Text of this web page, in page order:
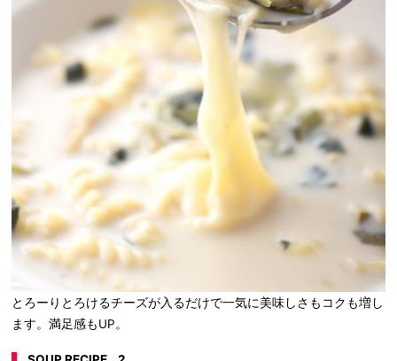
とろーりとろけるチーズが入るだけで一気に美味しさもコクも増し
ます。満足感もUP。